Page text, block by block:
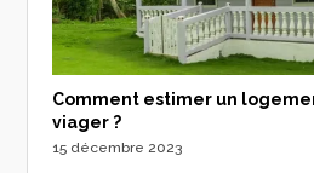
Comment estimer un
viager ?
15 décembre 2023